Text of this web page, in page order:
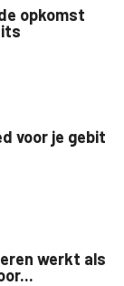
opkomst
voor je gebit
werkt als